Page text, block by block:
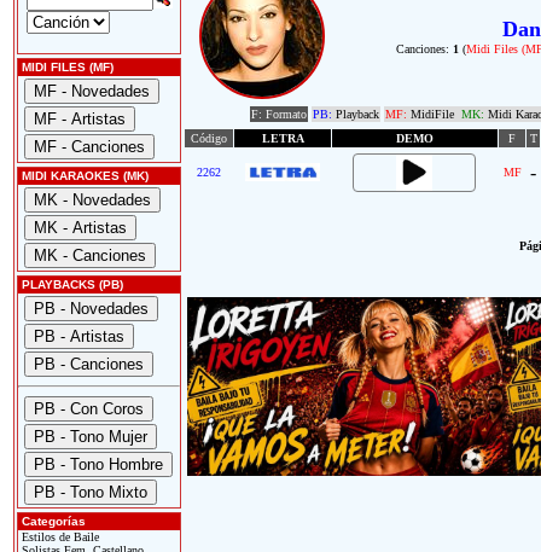
MIDI FILES (MF)
MIDI KARAOKES (MK)
PLAYBACKS (PB)
Categorías
Estilos de Baile
Canciones: 1 (Midi Files
F: Formato PB: Playback MF: MidiFile MK: Midi
Código
LETRA DEMO F T
2262 MF -